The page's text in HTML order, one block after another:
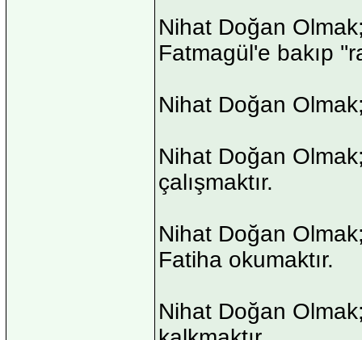
Nihat Doğan
Fatmagül'e bakıp
Nihat Doğan
Nihat Doğan
çalışmaktır.
Nihat Doğan
Fatiha okumaktır.
Nihat Doğan